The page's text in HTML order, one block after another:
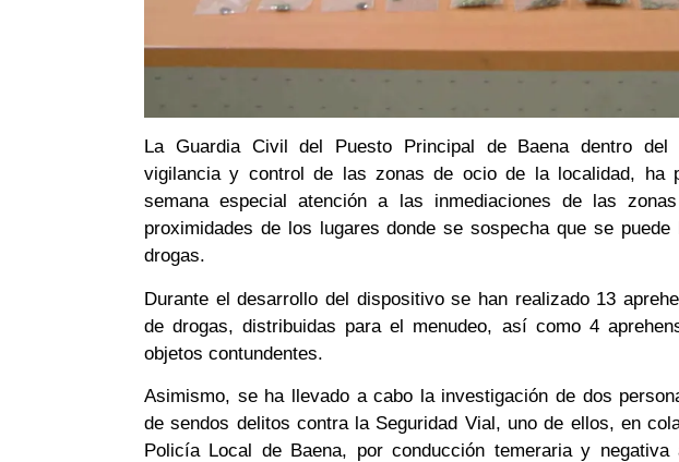
La Guardia Civil del Puesto Principal de Baena dentro del
vigilancia y control de las zonas de ocio de la localidad, ha
semana especial atención a las inmediaciones de las
proximidades de los lugares donde se sospecha que se
drogas.
Durante el desarrollo del dispositivo se han realizado 13
de drogas, distribuidas para el menudeo, así como 4
objetos contundentes.
Asimismo, se ha llevado a cabo la investigación de dos
de sendos delitos contra la Seguridad Vial, uno de ellos, en
Policía Local de Baena, por conducción temeraria y